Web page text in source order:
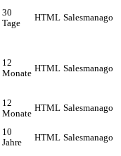
30
Tage
HTML Salesmanago
12
Monate HTML Salesmanago
12
Monate
HTML Salesmanago
10
Jahre
HTML Salesmanago